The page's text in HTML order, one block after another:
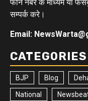
फोन नंबर के माध्यम या
सम्पर्क करे।
Email:
CATEGORIES
BJP Blog
National